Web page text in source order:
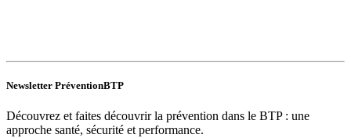
Newsletter PréventionBTP
Découvrez et faites découvrir la prévention dans le BTP : une
approche santé, sécurité et performance.